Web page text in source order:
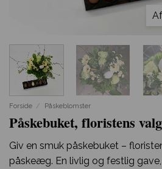
Forside / Påskeblomster
Påskebuket, floristens
Giv en smuk påskebuket –
påskeæg. En livlig og festlig